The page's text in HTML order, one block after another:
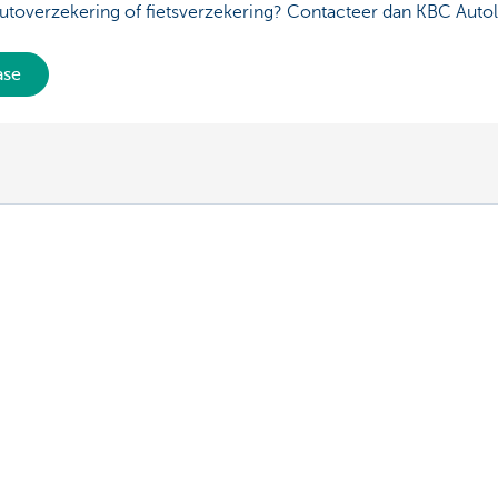
of fietsverzekering? Contacteer dan KBC